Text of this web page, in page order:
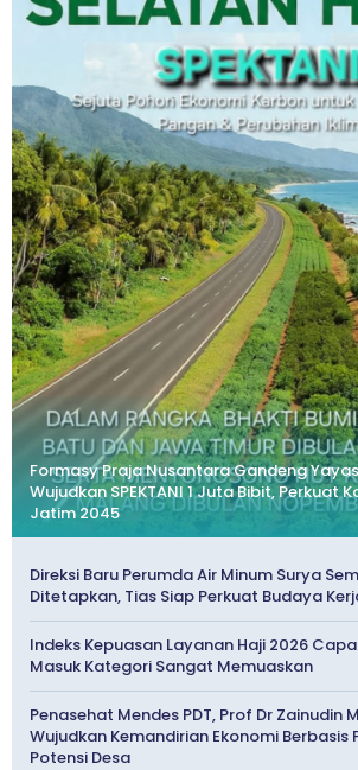
Formasy Praja Nusantara Gandeng
Wujudkan SPEKTANI 1 Juta Bibit, Perkuat
Jatim 2045
Direksi Baru Perumda Air Minum Surya
Ditetapkan, Tias Siap Perkuat Budaya
Indeks Kepuasan Layanan Haji 2026
Masuk Kategori Sangat Memuaskan
Penasehat Mendes PDT, Prof Dr Zainudin
Wujudkan Kemandirian Ekonomi Berbasis
Potensi Desa